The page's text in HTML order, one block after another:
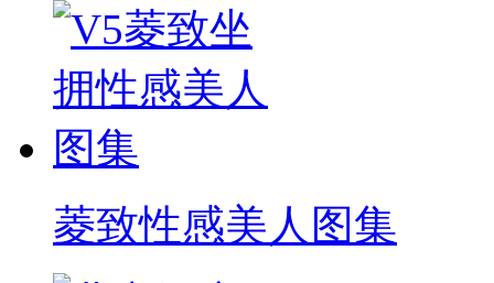
菱致性感美人图集